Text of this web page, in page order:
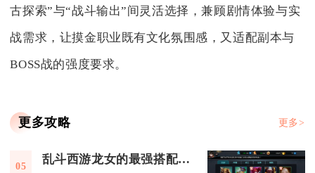
古探索”与“战斗输出”间灵活选择，兼顾剧情体验与实
战需求，让摸金职业既有文化氛围感，又适配副本与
BOSS战的强度要求。
更多攻略 更多>
05 乱斗西游龙女的最强搭配是什么